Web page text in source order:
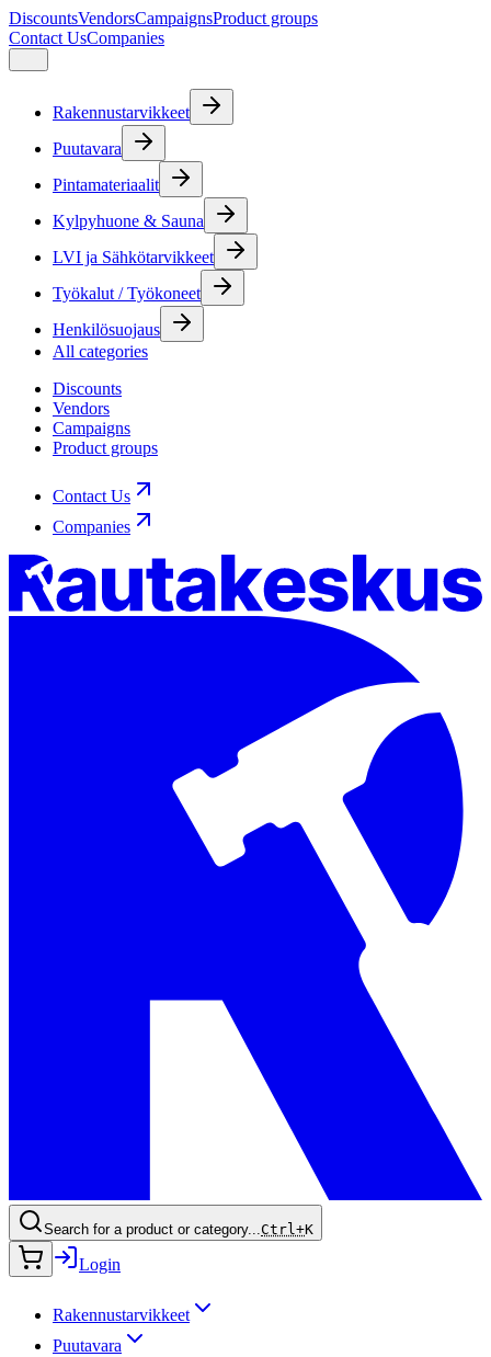
DiscountsVendorsCampaignsProduct groups
Contact UsCompanies
Rakennustarvikkeet
Puutavara
Pintamateriaalit
Kylpyhuone & Sauna
LVI ja Sähkötarvikkeet
Työkalut / Työkoneet
Henkilösuojaus
All categories
Discounts
Vendors
Campaigns
Product groups
Contact Us
Companies
Search for a product or category...Ctrl+K
Login
Rakennustarvikkeet
Puutavara